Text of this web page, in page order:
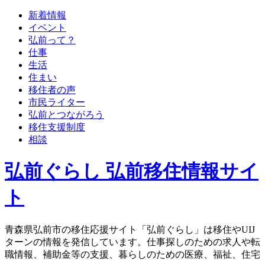
新着情報
イベント
弘前って？
仕事
生活
住まい
移住者の声
市民ライター
弘前とつながろう
移住支援制度
相談
弘前ぐらし 弘前移住情報サイ
ト
青森県弘前市の移住応援サイト「弘前ぐらし」は移住やUIJ
ターンの情報を発信しています。仕事探しのための求人や転
職情報、補助金等の支援、暮らしのための医療、福祉、住宅